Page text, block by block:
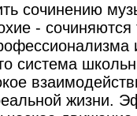
сочинению
-
система
жизни.